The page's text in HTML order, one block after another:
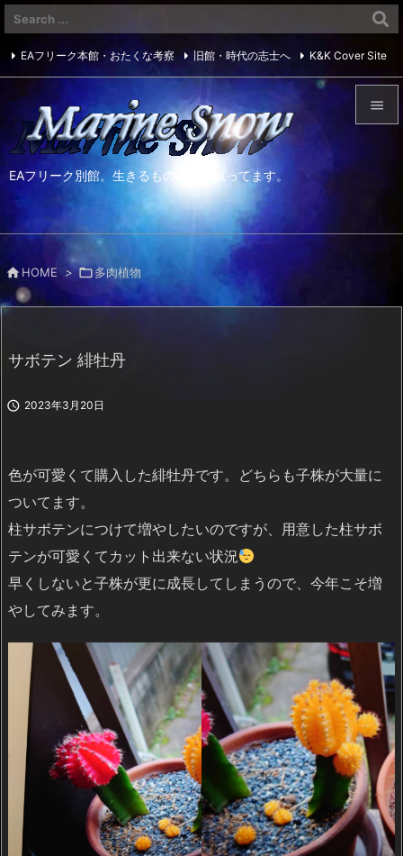
EAフリーク別館。生きるものを取り扱ってます。


EAフリーク本館・おたくな考察 旧館・時代の志士へ K&K Cover Site
Twitter
 HOME > 多肉植物
サボテン 緋牡丹
 2023年3月20日
色が可愛くて購入した緋牡丹です。どちらも子株が大量に
ついてます。
柱サボテンにつけて増やしたいのですが、用意した柱サボ
テンが可愛くてカット出来ない状況
早くしないと子株が更に成長してしまうので、今年こそ増
やしてみます。